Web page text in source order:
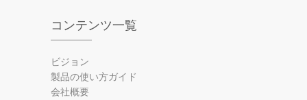
コンテンツ一覧
ビジョン
製品の使い方ガイド
会社概要